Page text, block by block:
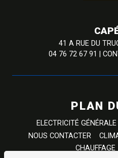
41 A RUE DU
04 76 72 67 91
PLAN
ELECTRICITÉ GÉNÉRALE
NOUS CONTACTER
CHAUFFAGE